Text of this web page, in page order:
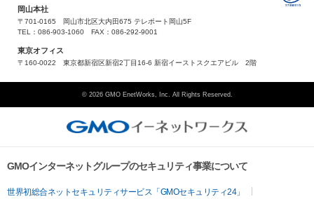
岡山本社
〒701-0165 岡山市北区大内田675 テレポート岡山5F
TEL：086-903-1060 FAX：086-292-9001
東京オフィス
〒160-0022 東京都新宿区新宿2丁目16-6 新宿イーストスクエアビル 2階
© 2026 GMO EnetWorks, Inc. All Rights Reserved.
GMOインターネットグループのセキュリティ事業について
世界初総合ネットセキュリティサービス「GMOセキュリティ24」